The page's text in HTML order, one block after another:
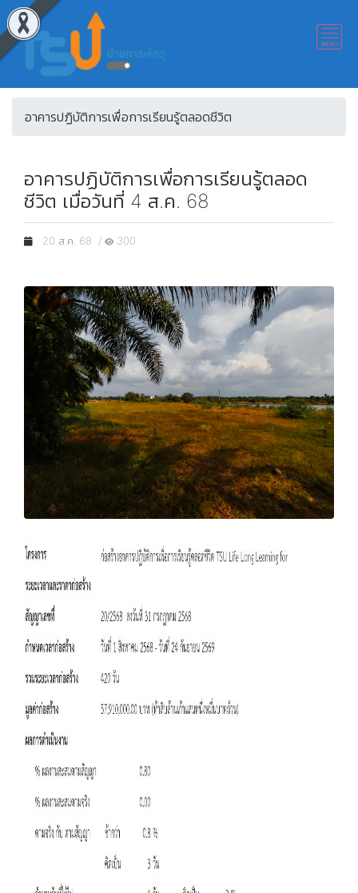
อาคารปฏิบัติการเพื่อการเรียนรู้ตลอดชีวิต
อาคารปฏิบัติการเพื่อการเรียนรู้ตลอด
ชีวิต เมื่อวันที่ 4 ส.ค. 68
20 ส.ค. 68 / 300